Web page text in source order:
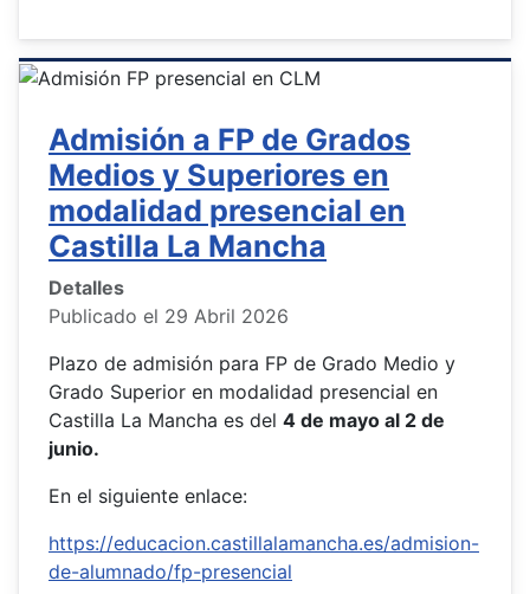
Admisión a FP de Grados
Medios y Superiores en
modalidad presencial en
Castilla La Mancha
Detalles
Publicado el 29 Abril 2026
Plazo de admisión para FP de Grado Medio y
Grado Superior en modalidad presencial en
Castilla La Mancha es del 4 de mayo al 2 de
junio.
En el siguiente enlace:
https://educacion.castillalamancha.es/admision-
de-alumnado/fp-presencial